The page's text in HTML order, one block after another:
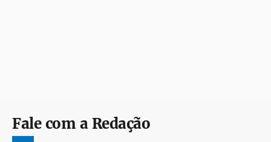
Fale com a Redação